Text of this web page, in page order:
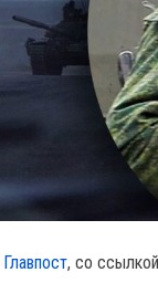
Главпост, co